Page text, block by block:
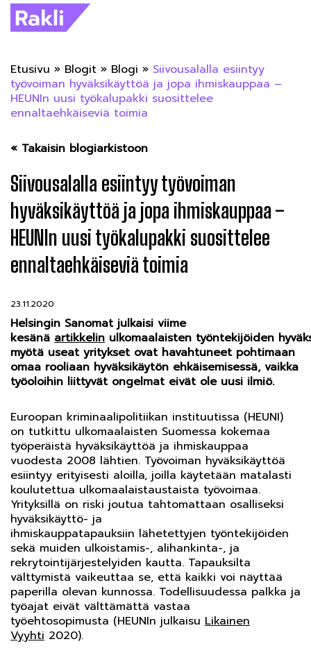
Etusivu » Blogit » Blogi » Siivousalalla esiintyy
työvoiman hyväksikäyttöä ja jopa ihmiskauppaa –
HEUNIn uusi työkalupakki suosittelee
ennaltaehkäiseviä toimia
« Takaisin blogiarkistoon
Siivousalalla esiintyy työvoiman
hyväksikäyttöä ja jopa ihmiskauppaa –
HEUNIn uusi työkalupakki suosittelee
ennaltaehkäiseviä toimia
23.11.2020
Helsingin Sanomat julkaisi viime
kesänä artikkelin ulkomaalaisten työntekijöiden
myötä useat yritykset ovat havahtuneet pohtimaan
omaa rooliaan hyväksikäytön ehkäisemisessä,vaikka
työoloihin liittyvät ongelmat eivät ole uusi ilmiö.
Euroopan kriminaalipolitiikan instituutissa (HEUNI)
on tutkittu ulkomaalaisten Suomessa kokemaa
työperäistä hyväksikäyttöä ja ihmiskauppaa
vuodesta 2008 lähtien. Työvoiman hyväksikäyttöä
esiintyy erityisesti aloilla, joilla käytetään matalasti
koulutettua ulkomaalaistaustaista työvoimaa.
Yrityksillä on riski joutua tahtomattaan osalliseksi
hyväksikäyttö- ja
ihmiskauppatapauksiin lähetettyjen työntekijöiden
sekä muiden ulkoistamis-, alihankinta-, ja
rekrytointijärjestelyiden kautta. Tapauksilta
välttymistä vaikeuttaa se, että kaikki voi näyttää
paperilla olevan kunnossa. Todellisuudessa palkka ja
työajat eivät välttämättä vastaa
työehtosopimusta (HEUNIn julkaisu Likainen
Vyyhti 2020).